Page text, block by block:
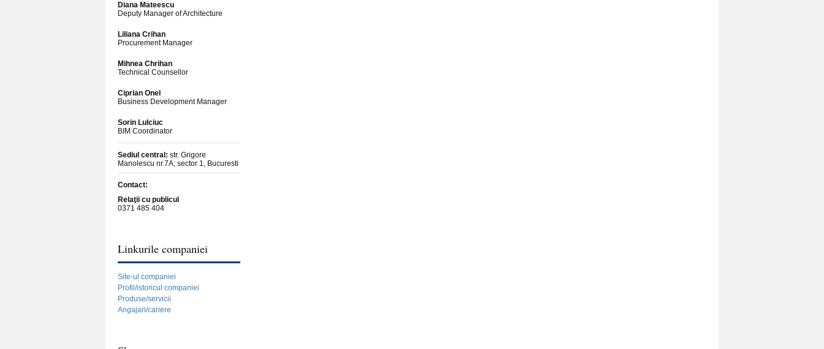
Diana Mateescu
Deputy Manager of Architecture
Liliana Crihan
Procurement Manager
Mihnea Chrihan
Technical Counsellor
Ciprian Onel
Business Development Manager
Sorin Lulciuc
BIM Coordinator
Sediul central: str. Grigore
Manolescu nr.7A, sector 1, Bucuresti
Contact:
Relaţii cu publicul
0371 485 404
Linkurile companiei
Site-ul companiei
Profil/istoricul companiei
Produse/servicii
Angajari/cariere